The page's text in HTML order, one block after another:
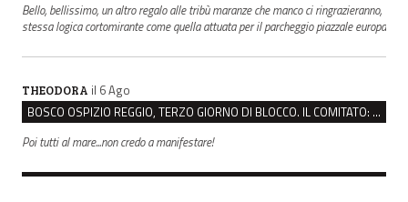
Bello, bellissimo, un altro regalo alle tribù maranze che manco ci ringrazieranno,
stessa logica cortomirante come quella attuata per il parcheggio piazzale europa
THEODORA il 6 Ago
BOSCO OSPIZIO REGGIO, TERZO GIORNO DI BLOCCO. IL COMITATO: “PRESIDIO FINO A VENERDÌ”
Poi tutti al mare...non credo a manifestare!